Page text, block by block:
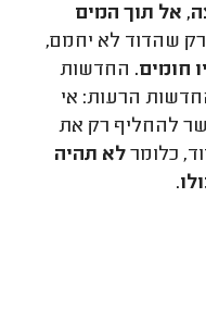
אל תוך המים
רק שהדוד לא יחמם,
חומים. החדשות
הרעות: אי
להחליף רק את
כלומרלא תהיה
.